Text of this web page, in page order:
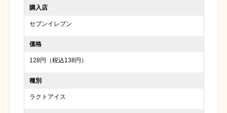
購入店
セブンイレブン
価格
128円（税込138円）
種別
ラクトアイス